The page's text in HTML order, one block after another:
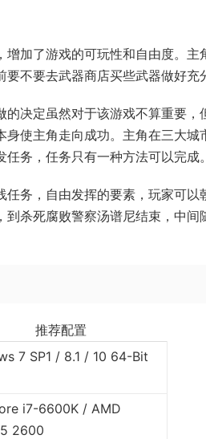
加了游戏的可玩性和自由度。主
不要去武器商店买些武器做好充
决定虽然对于该游戏不算重要，
使主角走向成功。主角在三大城
务，任务只有一种方法可以完成。
务，自由发挥的要素，玩家可以
杀死腐败警察汤谱尼结束，中间
配置
7 SP1 / 8.1 / 10 64-Bit
i7-6600K / AMD
2600